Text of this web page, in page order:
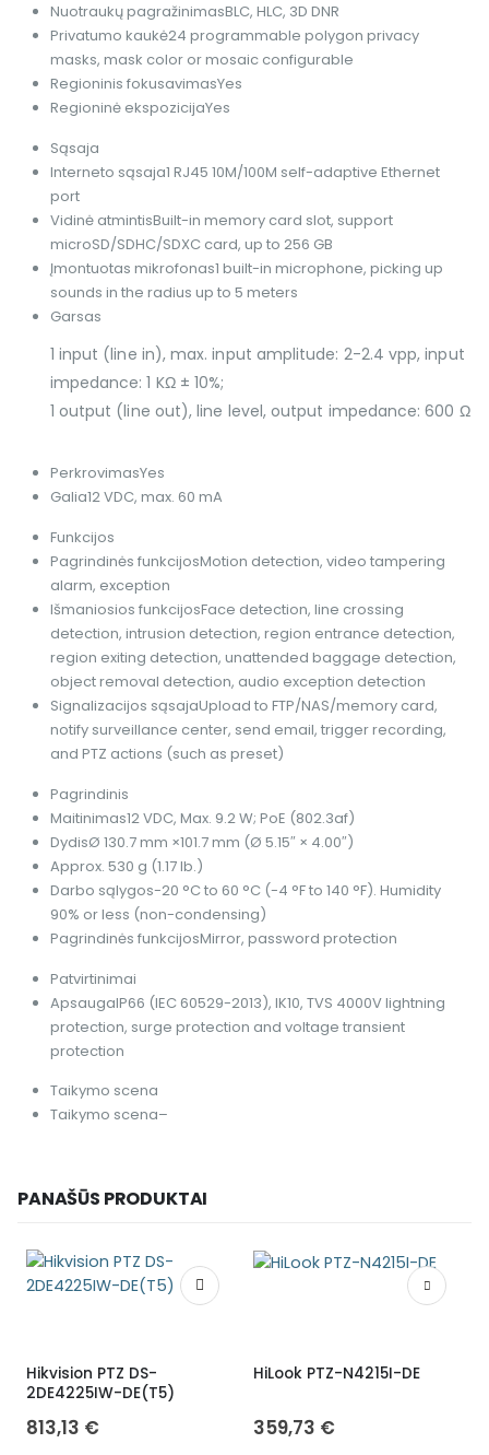
Nuotraukų pagražinimasBLC, HLC, 3D DNR
Privatumo kaukė24 programmable polygon privacy
masks, mask color or mosaic configurable
Regioninis fokusavimasYes
Regioninė ekspozicijaYes
Sąsaja
Interneto sąsaja1 RJ45 10M/100M self-adaptive Ethernet
port
Vidinė atmintisBuilt-in memory card slot, support
microSD/SDHC/SDXC card, up to 256 GB
Įmontuotas mikrofonas1 built-in microphone, picking up
sounds in the radius up to 5 meters
Garsas
1 input (line in), max. input amplitude: 2-2.4 vpp, input
impedance: 1 KΩ ± 10%;
1 output (line out), line level, output impedance: 600 Ω
PerkrovimasYes
Galia12 VDC, max. 60 mA
Funkcijos
Pagrindinės funkcijosMotion detection, video tampering
alarm, exception
Išmaniosios funkcijosFace detection, line crossing
detection, intrusion detection, region entrance detection,
region exiting detection, unattended baggage detection,
object removal detection, audio exception detection
Signalizacijos sąsajaUpload to FTP/NAS/memory card,
notify surveillance center, send email, trigger recording,
and PTZ actions (such as preset)
Pagrindinis
Maitinimas12 VDC, Max. 9.2 W; PoE (802.3af)
DydisØ 130.7 mm ×101.7 mm (Ø 5.15″ × 4.00″)
Approx. 530 g (1.17 lb.)
Darbo sąlygos-20 °C to 60 °C (-4 °F to 140 °F). Humidity
90% or less (non-condensing)
Pagrindinės funkcijosMirror, password protection
Patvirtinimai
ApsaugaIP66 (IEC 60529-2013), IK10, TVS 4000V lightning
protection, surge protection and voltage transient
protection
Taikymo scena
Taikymo scena–
PANAŠŪS PRODUKTAI
Hikvision PTZ DS-
2DE4225IW-DE(T5)
813,13 €
HiLook PTZ-N4215I-DE
359,73 €